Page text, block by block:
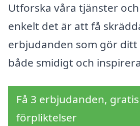
Utforska våra tjänster
enkelt det är att få
erbjudanden som gör
både smidigt och
Få 3 erbjudanden,
förpliktelser